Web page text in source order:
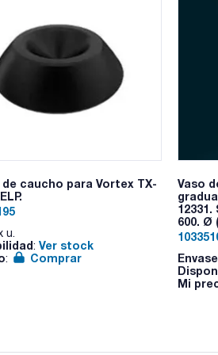
caucho para Vortex TX-
u.
: Ver stock
: Comprar
Vaso
12331.
600. Ø
Envase
Mi